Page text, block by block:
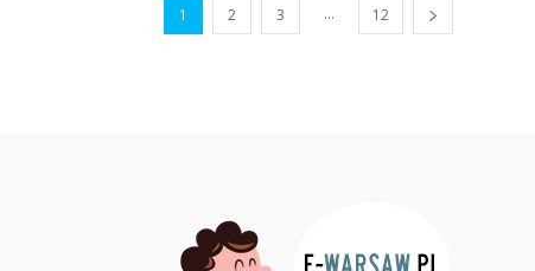
1 2 3 ... 12